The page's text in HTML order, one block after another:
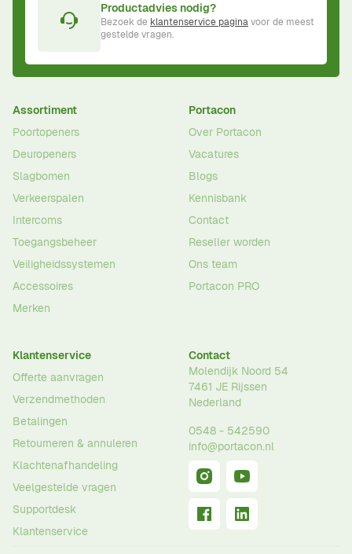
Productadvies nodig?
Bezoek de klantenservice paginavoor de meest
gestelde vragen.
Assortiment
Poortopeners
Deuropeners
Slagbomen
Verkeerspalen
Intercoms
Toegangsbeheer
Veiligheidssystemen
Accessoires
Merken
Portacon
Over Portacon
Vacatures
Blogs
Kennisbank
Contact
Reseller worden
Ons team
Portacon PRO
Klantenservice
Offerte aanvragen
Verzendmethoden
Betalingen
Retourneren & annuleren
Klachtenafhandeling
Veelgestelde vragen
Supportdesk
Klantenservice
Contact
Molendijk Noord 54
7461 JE Rijssen
Nederland
0548 - 542590
info@portacon.nl